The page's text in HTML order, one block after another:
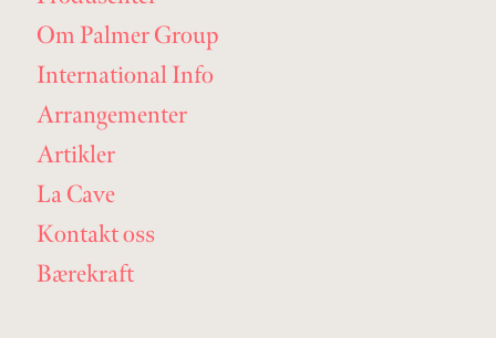
Om Palmer Group
International Info
Arrangementer
Artikler
La Cave
Kontakt oss
Bærekraft